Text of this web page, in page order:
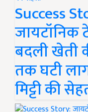
Success
जायटॉनिक
बदली खेती
तक घटी
मिट्टी की